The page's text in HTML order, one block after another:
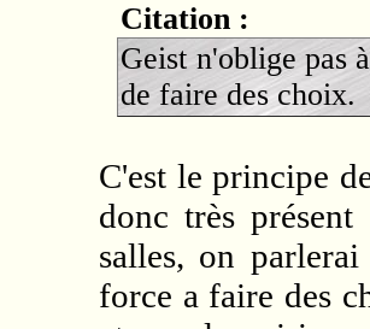
Citation :
Geist n'oblige pas
de faire des choix.
C'est le principe
donc très
salles, on
force a faire des